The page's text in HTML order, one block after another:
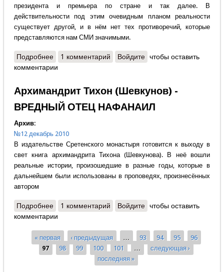
президента и премьера по стране и так далее. В
действительности под этим очевидным планом реальности
существует другой, и в нём нет тех противоречий, которые
представляются нам СМИ значимыми.
Подробнеео Андрей Савельев - ЕЛЬЦИНИЗМ - ТЕХНОЛОГИЯ
ЗАКУЛИСЫ
1 комментарий Войдите чтобы оставить
комментарии
Архимандрит Тихон (Шевкунов) -
ВРЕДНЫЙ ОТЕЦ НАФАНАИЛ
Архив:
№12 декабрь 2010
В издательстве Сретенского монастыря готовится к выходу в
свет книга архимандрита Тихона (Шевкунова). В неё вошли
реальные истории, произошедшие в разные годы, которые в
дальнейшем были использованы в проповедях, произнесённых
автором
Подробнеео Архимандрит Тихон (Шевкунов) - ВРЕДНЫЙ
ОТЕЦ НАФАНАИЛ
1 комментарий Войдите чтобы оставить
комментарии
Страницы
« первая ‹ предыдущая … 93 94 95
96
97
98 99 100 101 …
следующая ›
последняя »